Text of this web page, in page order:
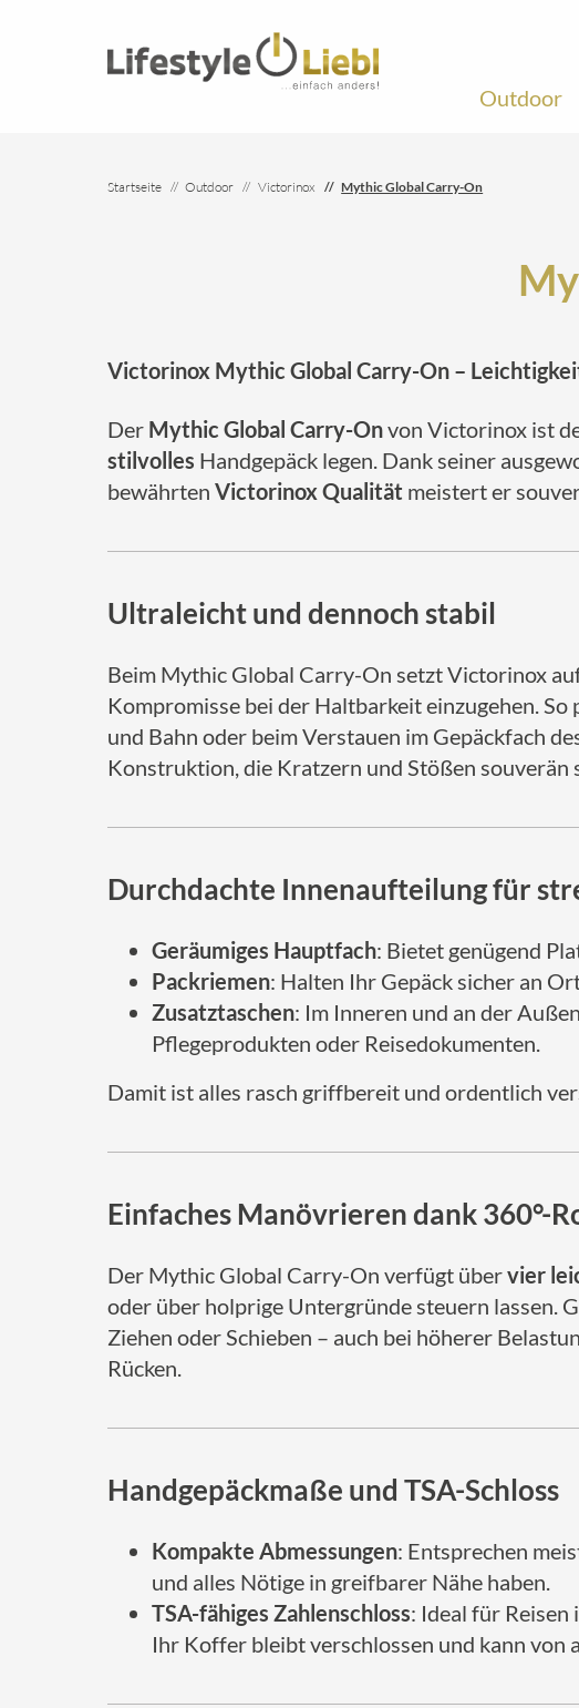
Outdoor
Startseite Outdoor Victorinox Mythic Global Carry-On
Victorinox Mythic Global Carry-On –
Der Mythic Global Carry-Onvon Victorinox ist
stilvolles Handgepäck legen. Dank seiner
bewährten Victorinox Qualität meistert er
Ultraleicht und dennoch stabil
Beim Mythic Global Carry-On setzt Victorinox
Kompromisse bei der Haltbarkeit einzugehen.
und Bahn oder beim Verstauen im Gepäckfach
Konstruktion, die Kratzern und Stößen souverän
Durchdachte Innenaufteilung für
Geräumiges Hauptfach: Bietet genügend
Packriemen: Halten Ihr Gepäck sicher an
Zusatztaschen: Im Inneren und an der
Pflegeprodukten oder Reisedokumenten.
Damit ist alles rasch griffbereit und ordentlich
Einfaches Manövrieren dank 360°-
Der Mythic Global Carry-On verfügt übervier
oder über holprige Untergründe steuern lassen.
Ziehen oder Schieben – auch bei höherer
Rücken.
Handgepäckmaße und TSA-Schloss
Kompakte Abmessungen: Entsprechen
und alles Nötige in greifbarer Nähe haben.
TSA-fähiges Zahlenschloss: Ideal für Reisen
Ihr Koffer bleibt verschlossen und kann von